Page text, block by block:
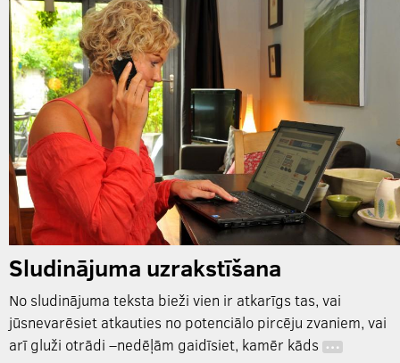
Sludinājuma uzrakstīšana
No sludinājuma teksta bieži vien ir atkarīgs tas, vai
jūsnevarēsiet atkauties no potenciālo pircēju zvaniem, vai
arī gluži otrādi –nedēļām gaidīsiet, kamēr kāds …